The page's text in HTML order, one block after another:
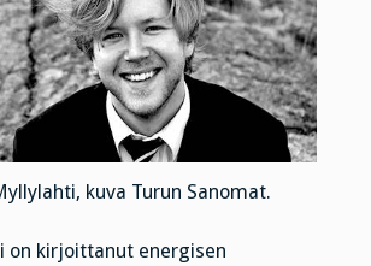
kuva Turun Sanomat.
on kirjoittanut energisen